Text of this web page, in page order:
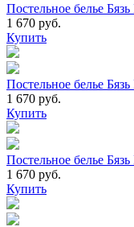
Постельное белье
1 670 руб.
Купить
Постельное белье
1 670 руб.
Купить
Постельное белье
1 670 руб.
Купить